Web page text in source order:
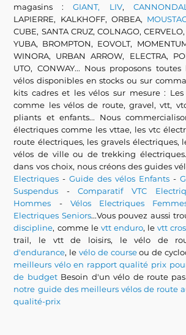
magasins :GIANT, LIV,
LAPIERRE, KALKHOFF, ORBEA,
CUBE, SANTA CRUZ, COLNAGO,
YUBA, BROMPTON, EOVOLT,
WINORA, URBAN ARROW, ELECTRA,
UTO, CONWAY... Nous proposons
vélos disponibles en stocks ou sur
kits cadres et les vélos sur mesure : Les
comme les vélos de route, gravel, vtt,
pliants et enfants... Nous
électriques comme les vttae, les vtc
route électriques, les gravels électriques,
vélos de ville ou de trekking
dans vos choix, nous créons des guides
Electriques -Guide des vélos Enfants -
Suspendus -Comparatif VTC
Hommes - Vélos Electriques
Electriques Seniors...Vous pouvez aussi
discipline, comme le vtt enduro, levtt
trail, le vtt de loisirs, le vélo de
d'endurance, levélo de courseou de
meilleurs vélo en rapport qualité prix
de budgetBesoin d'un vélo de route
notre guide des meilleurs vélos de route
qualité-prix